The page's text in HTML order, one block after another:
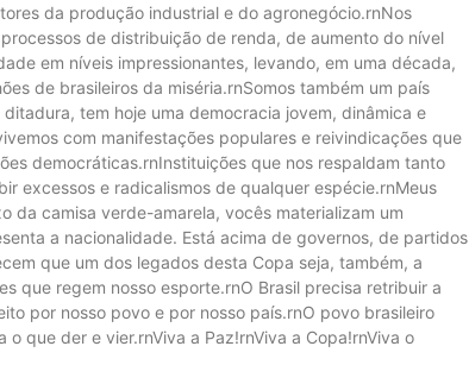
da produção industrial e do agronegócio.rnNos
de distribuição de renda, de aumento do nível
em níveis impressionantes, levando, em uma década,
de brasileiros da miséria.rnSomos também um país
tem hoje uma democracia jovem, dinâmica e
com manifestações populares e reivindicações que
democráticas.rnInstituições que nos respaldam tanto
excessos e radicalismos de qualquer espécie.rnMeus
da camisa verde-amarela, vocês materializam um
a nacionalidade. Está acima de governos, de partidos
que um dos legados desta Copa seja, também, a
que regem nosso esporte.rnO Brasil precisa retribuir a
por nosso povo e por nosso país.rnO povo brasileiro
que der e vier.rnViva a Paz!rnViva a Copa!rnViva o